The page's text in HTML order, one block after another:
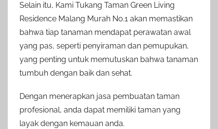
Selain itu, Kami Tukang Taman Green Living
Residence Malang Murah No.1 akan memastikan
bahwa tiap tanaman mendapat perawatan awal
yang pas, seperti penyiraman dan pemupukan,
yang penting untuk memutuskan bahwa tanaman
tumbuh dengan baik dan sehat.
Dengan menerapkan jasa pembuatan taman
profesional, anda dapat memiliki taman yang
layak dengan kemauan anda.